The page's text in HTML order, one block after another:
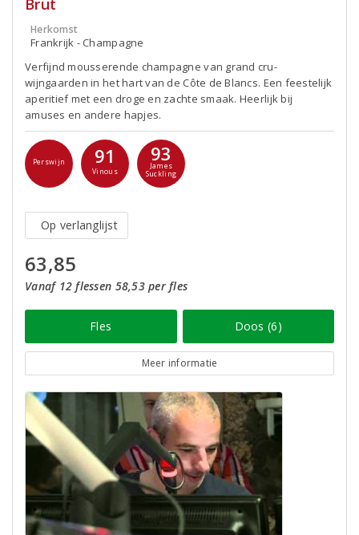
Brut
Herkomst
Frankrijk - Champagne
Verfijnd mousserende champagne van grand cru-
wijngaarden in het hart van de Côte de Blancs. Een feestelijk
aperitief met een droge en zachte smaak. Heerlijk bij
amuses en andere hapjes.
Perswijn 91
Vinous
93
James
Suckling
Op verlanglijst
63,85
Vanaf 12 flessen 58,53 per fles
Fles Doos (6)
Meer informatie